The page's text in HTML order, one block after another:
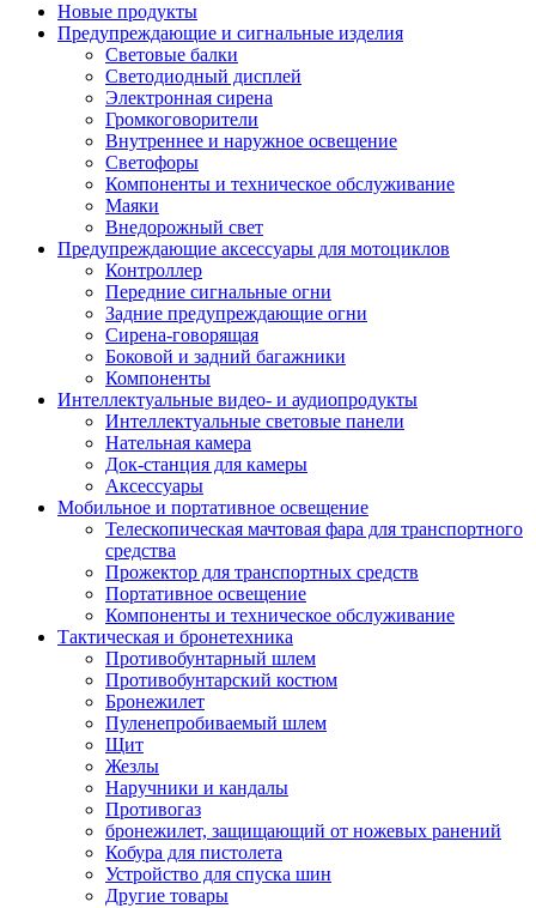
Новые продукты
Предупреждающие и сигнальные изделия
Световые балки
Светодиодный дисплей
Электронная сирена
Громкоговорители
Внутреннее и наружное освещение
Светофоры
Компоненты и техническое обслуживание
Маяки
Внедорожный свет
Предупреждающие аксессуары для мотоциклов
Контроллер
Передние сигнальные огни
Задние предупреждающие огни
Сирена-говорящая
Боковой и задний багажники
Компоненты
Интеллектуальные видео- и аудиопродукты
Интеллектуальные световые панели
Нательная камера
Док-станция для камеры
Аксессуары
Мобильное и портативное освещение
Телескопическая мачтовая фара для транспортного
средства
Прожектор для транспортных средств
Портативное освещение
Компоненты и техническое обслуживание
Тактическая и бронетехника
Противобунтарный шлем
Противобунтарский костюм
Бронежилет
Пуленепробиваемый шлем
Щит
Жезлы
Наручники и кандалы
Противогаз
бронежилет, защищающий от ножевых ранений
Кобура для пистолета
Устройство для спуска шин
Другие товары